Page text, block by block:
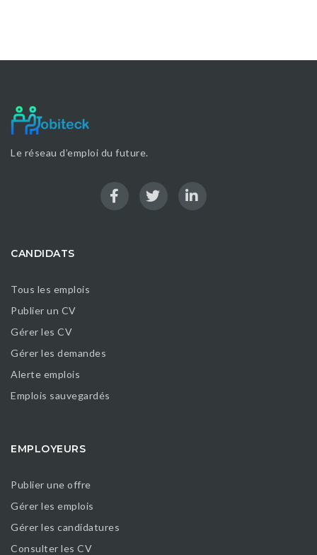
Le réseau d’emploi du future.
CANDIDATS
Tous les emplois
Publier un CV
Gérer les CV
Gérer les demandes
Alerte emplois
Emplois sauvegardés
EMPLOYEURS
Publier une offre
Gérer les emplois
Gérer les candidatures
Consulter les CV